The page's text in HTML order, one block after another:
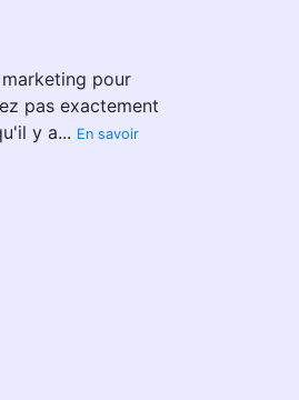
pour
pas exactement
y a... En savoir